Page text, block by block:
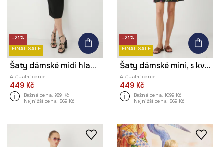
-21%
FINAL SALE
Šaty dámské midi hladký povrch
Aktuální cena:
449 Kč
Běžná cena: 989 Kč
Nejnižší cena: 569 Kč
-21%
FINAL SALE
Šaty dámské mini, s květinovým vzorem černá barva
Aktuální cena:
449 Kč
Běžná cena: 1099 Kč
Nejnižší cena: 569 Kč